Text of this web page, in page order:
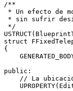
/**
* Un efecto de
* sin sufrir
*/
struct
{
public:
// La